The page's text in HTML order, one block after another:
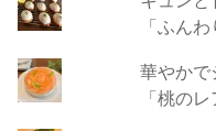
「ふん
華やかで
「桃の